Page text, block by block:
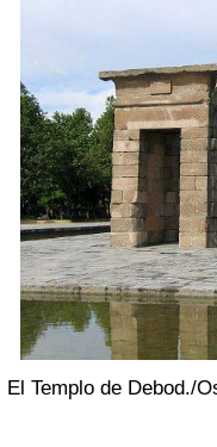
El Templo de Debod./